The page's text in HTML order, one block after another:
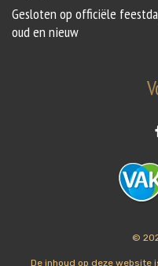
Gesloten op officiële
oud en nieuw
©
De inhoud op deze